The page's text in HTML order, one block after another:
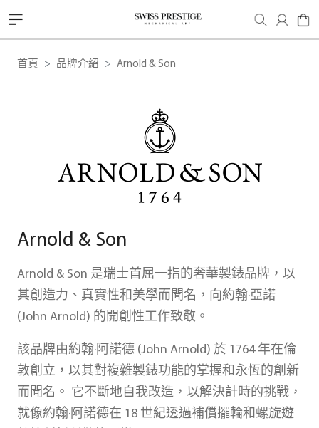
首頁 品牌介紹 Arnold & Son
Arnold & Son
Arnold & Son 是瑞士首屈一指的奢華製錶品牌，以
其創造力、真實性和美學而聞名，向約翰·亞諾
(John Arnold) 的開創性工作致敬。
該品牌由約翰·阿諾德 (John Arnold) 於 1764 年在倫
敦創立，以其對複雜製錶功能的掌握和永恆的創新
而聞名。 它不斷地自我改造，以解決計時的挑戰，
就像約翰·阿諾德在 18 世紀透過補償擺輪和螺旋遊